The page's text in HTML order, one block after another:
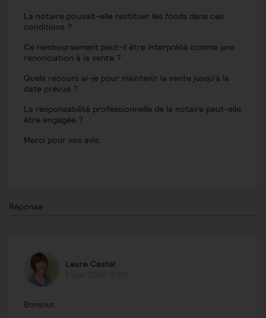
La notaire pouvait-elle restituer les fonds dans ces
conditions ?
Ce remboursement peut-il être interprété comme une
renonciation à la vente ?
Quels recours ai-je pour maintenir la vente jusqu’à la
date prévue ?
La responsabilité professionnelle de la notaire peut-elle
être engagée ?
Merci pour vos avis.
Réponse
Laure Castel
Bonjour,